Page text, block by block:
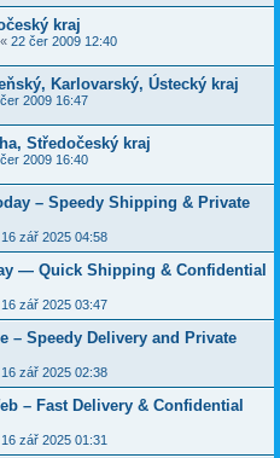
kraj
« 22 čer 2009 12:40
Karlovarský, Ústecký kraj
2009 16:47
Středočeský kraj
2009 16:40
– Speedy Shipping & Private
16 zář 2025 04:58
— Quick Shipping & Confidential
16 zář 2025 03:47
– Speedy Delivery and Private
16 zář 2025 02:38
– Fast Delivery & Confidential
16 zář 2025 01:31